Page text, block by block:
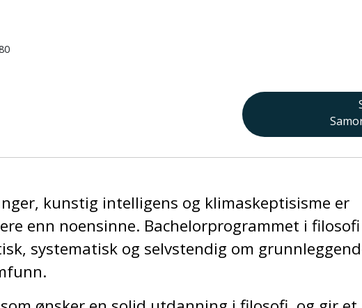
kunstig intelligens og klimaskeptisisme er
enn noensinne. Bachelorprogrammet i filosofi
systematisk og selvstendig om